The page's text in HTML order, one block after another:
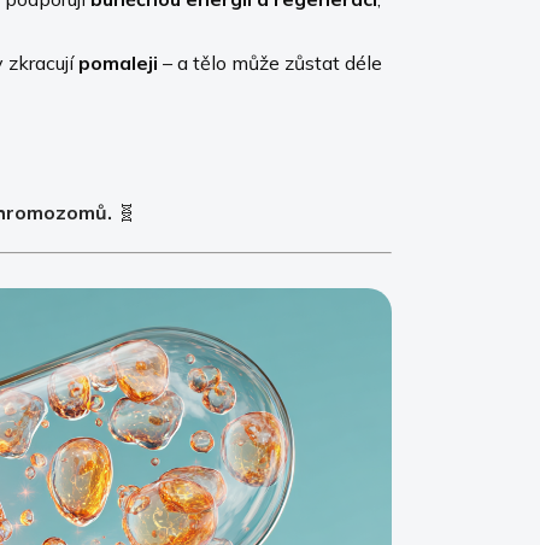
zkracují pomaleji – a tělo může zůstat déle
🧬